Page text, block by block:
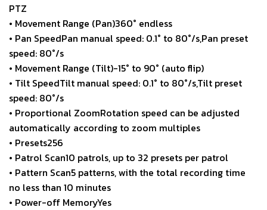
PTZ
• Movement Range (Pan)360° endless
• Pan SpeedPan manual speed: 0.1° to 80°/s,Pan preset
speed: 80°/s
• Movement Range (Tilt)-15° to 90° (auto flip)
• Tilt SpeedTilt manual speed: 0.1° to 80°/s,Tilt preset
speed: 80°/s
• Proportional ZoomRotation speed can be adjusted
automatically according to zoom multiples
• Presets256
• Patrol Scan10 patrols, up to 32 presets per patrol
• Pattern Scan5 patterns, with the total recording time
no less than 10 minutes
• Power-off MemoryYes